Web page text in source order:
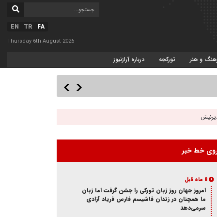
FA
TR
EN
Thursday 6th August 2026
و هنر تورکجه درباره آرازنیوز
خط خبر
8 ماه قبل
امروز جهان روز زبان تورکی را جشن گرفت اما زبان
ما همچنان در زندان فاشیسم فارس فریاد آزادی
سر‌می‌دهد